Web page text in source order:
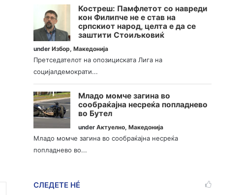
Костреш: Памфлетот со навреди
кон Филипче не е став на
српскиот народ, целта е да се
заштити Стоиљковиќ
underИзбор,Македонија
Претседателот на опозициската Лига на
социјалдемократи...
Младо момче загина во
сообраќајна несреќа попладнево
во Бутел
underАктуелно,Македонија
Младо момче загина во сообраќајна несреќа
попладнево во...
СЛЕДЕТЕ НÉ